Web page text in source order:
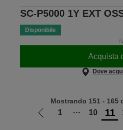
SC-P5000 1Y EXT
Disponibile
Acquista
Dove
Vai
1 ⋯ 10 11
Mostrando 151 - 165